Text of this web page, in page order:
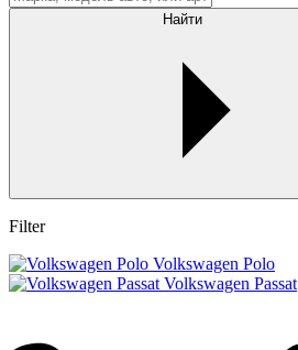
Найти
Filter
Volkswagen Polo
Volkswagen Passat